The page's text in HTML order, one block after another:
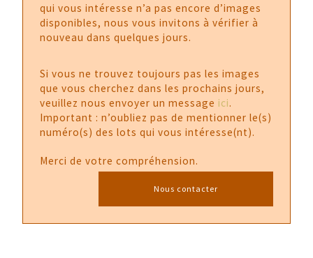
qui vous intéresse n’a pas encore d’images
disponibles, nous vous invitons à vérifier à
nouveau dans quelques jours.
Si vous ne trouvez toujours pas les images
que vous cherchez dans les prochains jours,
veuillez nous envoyer un message ici.
Important : n’oubliez pas de mentionner le(s)
numéro(s) des lots qui vous intéresse(nt).
Merci de votre compréhension.
Nous contacter